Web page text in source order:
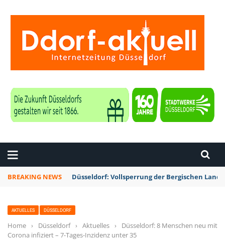
BREAKING NEWS Düsseldorf: Vollsperrung der Bergischen
AKTUELLES DÜSSELDORF
Home › Düsseldorf › Aktuelles ›
Düsseldorf: 8 Menschen neu mit
Corona infiziert – 7-Tages-Inzidenz unter 35